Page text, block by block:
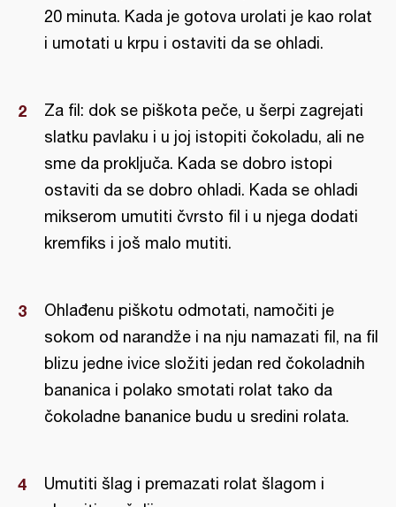
20 minuta. Kada je gotova urolati je kao rolat
i umotati u krpu i ostaviti da se ohladi.
Za fil: dok se piškota peče, u šerpi zagrejati
slatku pavlaku i u joj istopiti čokoladu, ali ne
sme da proključa. Kada se dobro istopi
ostaviti da se dobro ohladi. Kada se ohladi
mikserom umutiti čvrsto fil i u njega dodati
kremfiks i još malo mutiti.
Ohlađenu piškotu odmotati, namočiti je
sokom od narandže i na nju namazati fil, na fil
blizu jedne ivice složiti jedan red čokoladnih
bananica i polako smotati rolat tako da
čokoladne bananice budu u sredini rolata.
Umutiti šlag i premazati rolat šlagom i